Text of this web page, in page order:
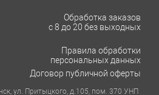
Обработка заказов
с 8 до 20 без выходных
Правила обработки
персональных данных
Договор публичной оферты
ул. Притыцкого, д.105, пом. 370 УНП